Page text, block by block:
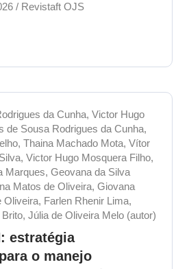
/ Revistaft OJS
da Cunha, Victor Hugo
de Sousa Rodrigues da Cunha,
Thaina Machado Mota, Vítor
Victor Hugo Mosquera Filho,
Marques, Geovana da Silva
Matos de Oliveira, Giovana
Oliveira, Farlen Rhenir Lima,
Júlia de Oliveira Melo (autor)
estratégia
o manejo